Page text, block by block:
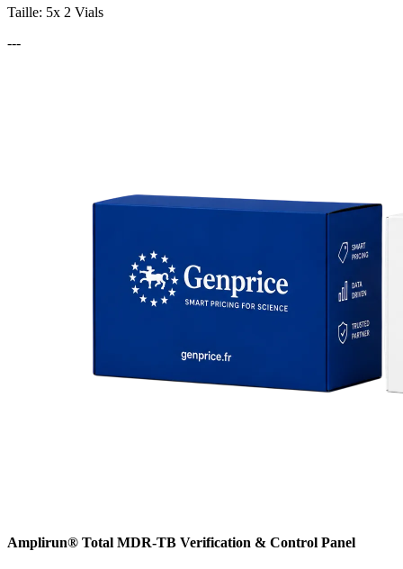
Taille: 5x 2 Vials
---
Amplirun® Total MDR-TB Verification & Control Panel